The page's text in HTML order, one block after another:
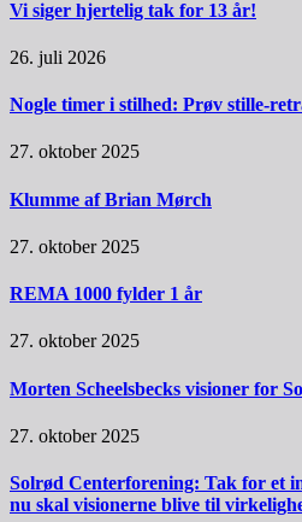
Vi siger hjertelig tak for 13 år!
26. juli 2026
Nogle timer i stilhed: Prøv stille-
27. oktober 2025
Klumme af Brian Mørch
27. oktober 2025
REMA 1000 fylder 1 år
27. oktober 2025
Morten Scheelsbecks visioner for
27. oktober 2025
Solrød Centerforening: Tak for et
nu skal visionerne blive til